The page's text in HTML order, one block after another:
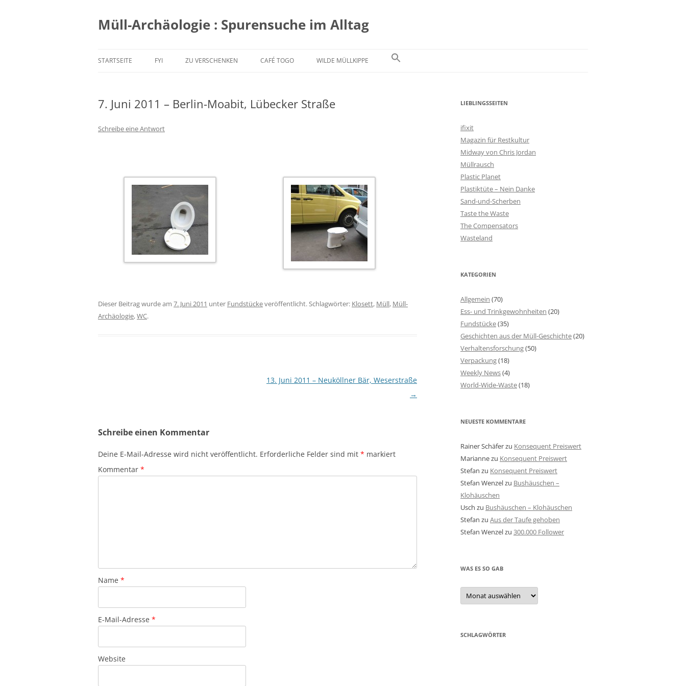
springen
Müll-Archäologie : Spurensuche im Alltag
STARTSEITE FYI ZU VERSCHENKEN CAFÉ TOGO WILDE MÜLLKIPPE
7. Juni 2011 – Berlin-Moabit, Lübecker Straße
Schreibe eine Antwort
Dieser Beitrag wurde am 7. Juni 2011 unter Fundstückeveröffentlicht. Schlagwörter: Klosett, Müll, Müll-
Archäologie,WC.
13. Juni 2011 – Neuköllner Bär, Weserstraße
→
Schreibe einen Kommentar
Deine E-Mail-Adresse wird nicht veröffentlicht. Erforderliche Felder sind mit * markiert
Kommentar *
Name *
E-Mail-Adresse *
Website
LIEBLINGSSEITEN
ifixit
Magazin für Restkultur
Midway von Chris Jordan
Müllrausch
Plastic Planet
Plastiktüte – Nein Danke
Sand-und-Scherben
Taste the Waste
The Compensators
Wasteland
KATEGORIEN
Allgemein (70)
Ess- und Trinkgewohnheiten (20)
Fundstücke(35)
Geschichten aus der Müll-Geschichte(20)
Verhaltensforschung(50)
Verpackung(18)
Weekly News(4)
World-Wide-Waste(18)
NEUESTE KOMMENTARE
Rainer Schäferzu Konsequent Preiswert
Mariannezu Konsequent Preiswert
Stefan zu Konsequent Preiswert
Stefan Wenzelzu Bushäuschen –
Klohäuschen
Usch zu Bushäuschen – Klohäuschen
Stefan zu Aus der Taufe gehoben
Stefan Wenzelzu 300.000 Follower
WAS ES SO GAB
Was
es
so
SCHLAGWÖRTER